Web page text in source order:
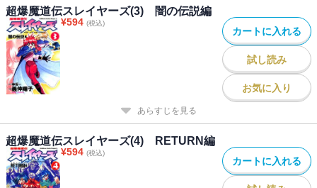
超爆魔道伝スレイヤーズ(3) 闇の伝説編
¥594 (税込)
カートに入れる
試し読み
お気に入り
あらすじを見る
超爆魔道伝スレイヤーズ(4) RETURN編
¥594 (税込)
カートに入れる